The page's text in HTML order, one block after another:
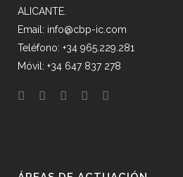
ALICANTE.
Email: info@cbp-ic.com
Teléfono: +34 965.229.281
Móvil: +34 647 837 278